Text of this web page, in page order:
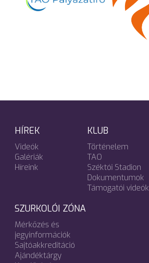
HÍREK
Videók
Galériák
Híreink
KLUB
Történelem
TAO
Széktói Stadion
Dokumentumok
Támogatói videók
SZURKOLÓI ZÓNA
Mérkőzés és
jegyinformációk
Sajtóakkreditáció
Ajándéktárgy